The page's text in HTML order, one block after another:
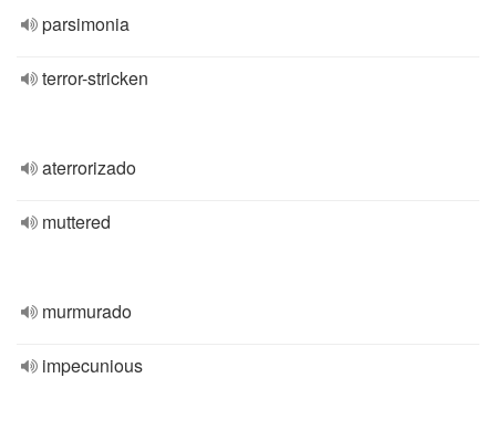
parsimonia
terror-stricken
aterrorizado
muttered
murmurado
impecunious